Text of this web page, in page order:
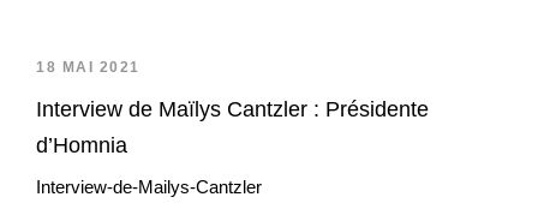
18 MAI 2021
Interview de Maïlys Cantzler : Présidente
d’Homnia
Interview-de-Mailys-Cantzler